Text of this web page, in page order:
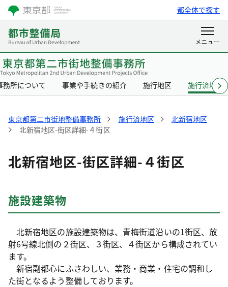
都全体で探す
務所について 事業や手続きの紹介 施行地区 施行済地区
東京都第二市街地整備事務所 施行済地区
北新宿地区
北新宿地区-街区詳細-４街区
北新宿地区-街区詳細-４街区
施設建築物
北新宿地区の施設建築物は、青梅街道沿いの1街区、放
射6号線北側の２街区、３街区、４街区から構成されてい
ます。
新宿副都心にふさわしい、業務・商業・住宅の調和し
た街となるよう整備しております。